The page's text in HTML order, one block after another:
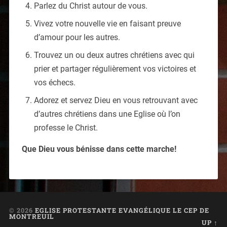
Parlez du Christ autour de vous.
Vivez votre nouvelle vie en faisant preuve
d’amour pour les autres.
Trouvez un ou deux autres chrétiens avec qui
prier et partager régulièrement vos victoires et
vos échecs.
Adorez et servez Dieu en vous retrouvant avec
d’autres chrétiens dans une Eglise où l’on
professe le Christ.
Que Dieu vous bénisse dans cette marche!
© 2026 EGLISE PROTESTANTE EVANGÉLIQUE LE CEP DE
MONTREUIL
UP ↑